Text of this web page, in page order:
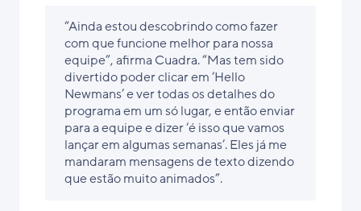
“Ainda estou descobrindo como fazer
com que funcione melhor para nossa
equipe”, afirma Cuadra. “Mas tem sido
divertido poder clicar em ‘Hello
Newmans’ e ver todas os detalhes do
programa em um só lugar, e então enviar
para a equipe e dizer ‘é isso que vamos
lançar em algumas semanas’. Eles já me
mandaram mensagens de texto dizendo
que estão muito animados”.